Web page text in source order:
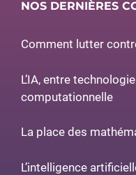
NOS DERNIÈRES
Comment lutter
L’IA, entre
computationnelle
La place des
L’intelligence